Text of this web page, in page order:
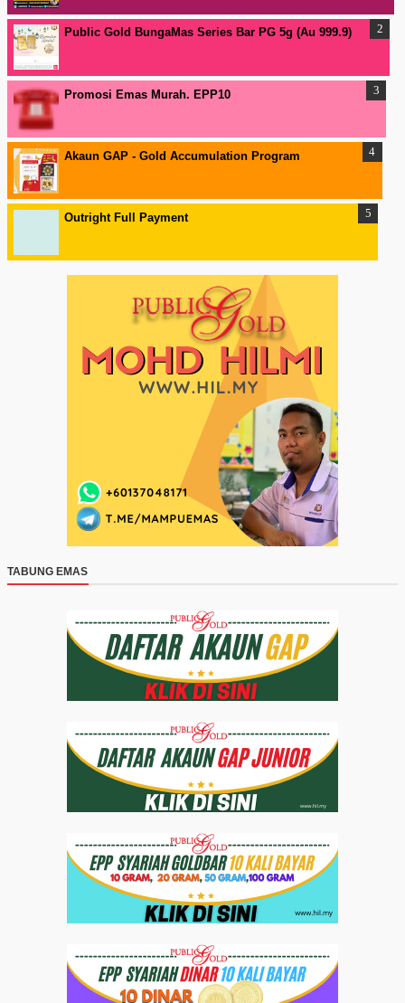
Public Gold BungaMas Series Bar PG 5g (Au 999.9)
Promosi Emas Murah. EPP10
Akaun GAP - Gold Accumulation Program
Outright Full Payment
TABUNG EMAS